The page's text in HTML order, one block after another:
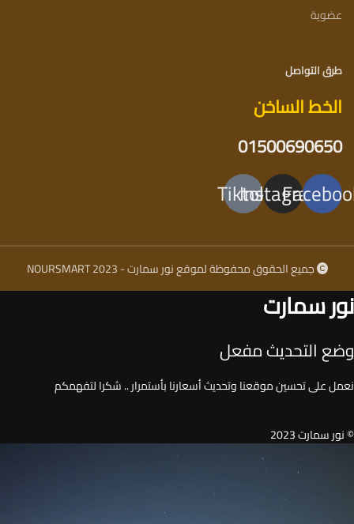
عضوية
طرق التواصل
الخط الساخن
01500690650
Instagram
Tiktok
جميع الحقوق محفوظة لموقع نور سمارت - NOURSMART 2023
نور سمارت
وضع التحديث مفعل
نعمل على تحسين موقعنا وتحديث أسعارنا بأستمرار .. شكرا لتفهمكم
© نور سمارت 2023